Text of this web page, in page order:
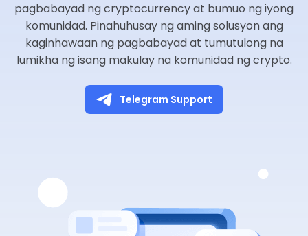
pagbabayad ng cryptocurrency at bumuo ng iyong
komunidad. Pinahuhusay ng aming solusyon ang
kaginhawaan ng pagbabayad at tumutulong na
lumikha ng isang makulay na komunidad ng crypto.
Telegram Support